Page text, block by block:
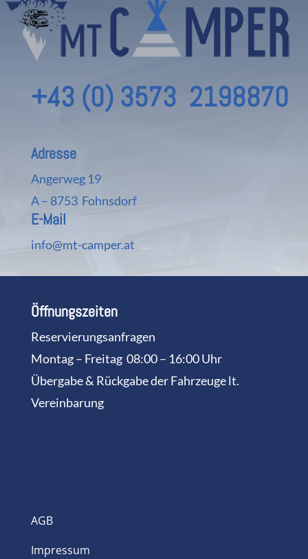
+43 (0) 3573 2198870
Adresse
Angerweg 19
A – 8753 Fohnsdorf
E-Mail
info@mt-camper.at
Öffnungszeiten
Reservierungsanfragen
Montag – Freitag 08:00 – 16:00 Uhr
Übergabe & Rückgabe der Fahrzeuge lt.
Vereinbarung
AGB
Impressum